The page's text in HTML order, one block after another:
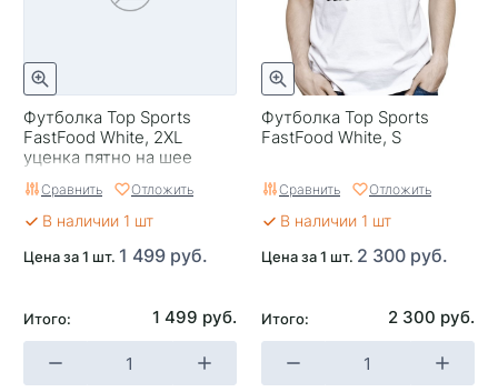
Футболка Top Sports
FastFood White, 2XL
уценка пятно на шее
Сравнить Отложить
В наличии 1 шт
Цена за 1 шт. 1 499 руб.
Итого: 1 499 руб.
Футболка Top Sports
FastFood White, S
Сравнить Отложить
В наличии 1 шт
Цена за 1 шт. 2 300 руб.
Итого: 2 300 руб.